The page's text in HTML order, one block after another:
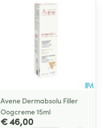
Avene Dermabsolu Filler
Oogcreme 15ml
€ 46,00